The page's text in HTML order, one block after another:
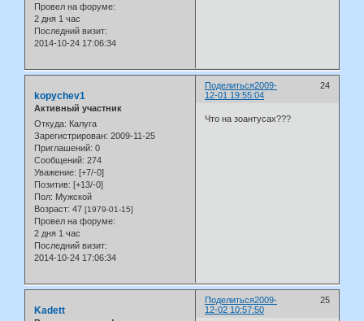
Провел на форуме:
2 дня 1 час
Последний визит:
2014-10-24 17:06:34
Поделиться 24
2009-
12-01 19:55:04
kopychev1
Активный участник
Откуда: Калуга
Зарегистрирован: 2009-11-25
Приглашений: 0
Сообщений: 274
Уважение: [+7/-0]
Позитив: [+13/-0]
Пол: Мужской
Возраст: 47 [1979-01-15]
Провел на форуме:
2 дня 1 час
Последний визит:
2014-10-24 17:06:34
Что на зоантусах???
Поделиться 25
2009-
12-02 10:57:50
Kadett